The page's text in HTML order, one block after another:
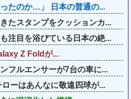
たのか…」 日本の普通の...
たスタンプをクッションカ...
注目を浴びている日本の絶...
Z Foldが...
フルエンサーが7台の車に...
ローはあんなに敬遠四球が...